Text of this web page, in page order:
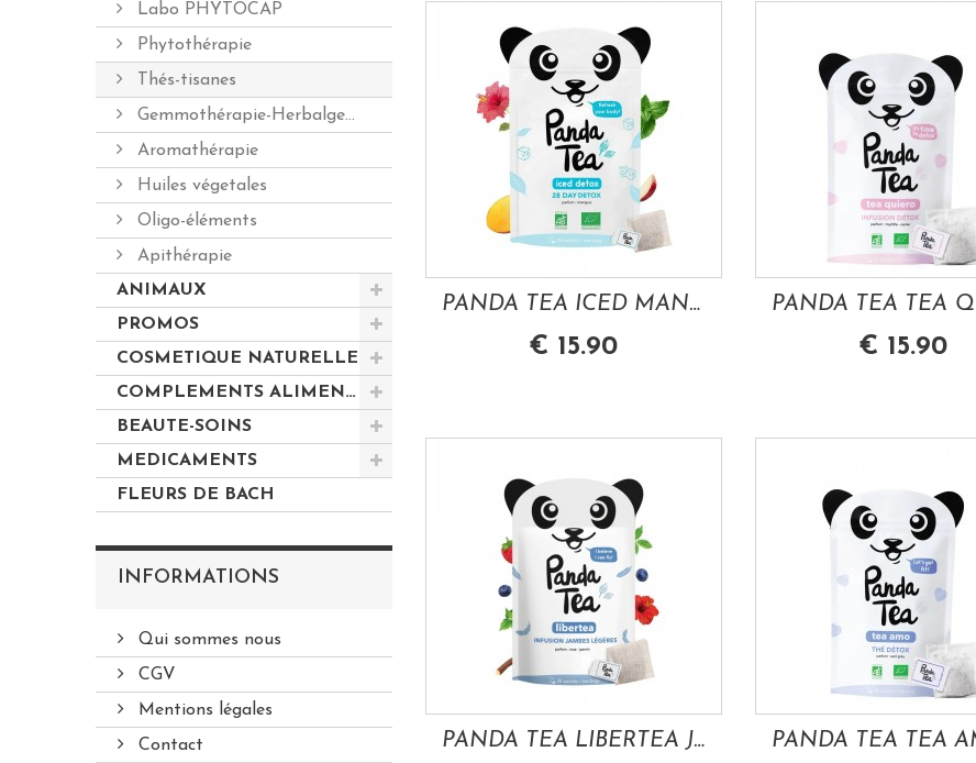
Labo PHYTOCAP
Phytothérapie
Thés-tisanes
Gemmothérapie-Herbalgem
Aromathérapie
Huiles végetales
Oligo-éléments
Apithérapie
ANIMAUX
PROMOS
COSMETIQUE NATURELLE
COMPLEMENTS ALIMENTAIRES
BEAUTE-SOINS
MEDICAMENTS
FLEURS DE BACH
INFORMATIONS
Qui sommes nous
CGV
Mentions légales
Contact
PANDA TEA ICED MANGUE DETOX 28 SACHETS...
€ 15.90 € 15.90
PANDA TEA LIBERTEA JAMBES LEGERES 28 SACHETS